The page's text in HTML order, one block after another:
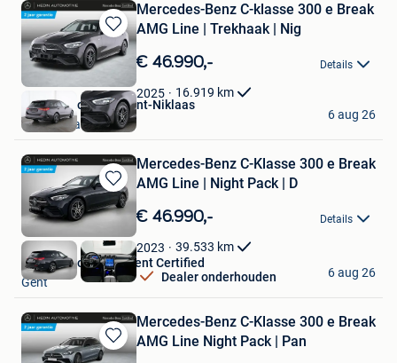
Bewaren
in
Mijn
Favorieten
Mercedes-Benz C-klasse 300 e Break
AMG Line | Trekhaak | Nig
€ 46.990,- Details
2025 16.919 km
Hedin Automotive Sint-Niklaas
Sint-Niklaas
6 aug 26
Bewaren
in
Favorieten
Mercedes-Benz C-Klasse 300 e Break
AMG Line | Night Pack | D
€ 46.990,- Details
2023 39.533 km
Dealer onderhouden
Hedin Automotive Gent Certified
Gent
6 aug 26
Bewaren
Mercedes-Benz C-Klasse 300 e Break
AMG Line Night Pack | Pan